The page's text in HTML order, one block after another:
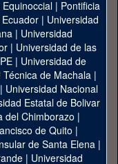
| Pontificia
| Universidad
| Universidad
| Universidad de las
| Universidad de
Técnica de Machala|
| Universidad Nacional
Estatal de Bolivar
del Chimborazo |
de Quito |
de Santa Elena|
| Universidad